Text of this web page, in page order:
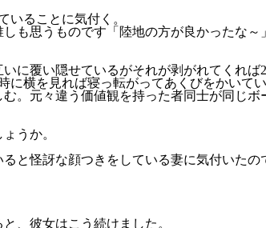
いることに気付く。
も思うものです「陸地の方が良かったな～
に覆い隠せているがそれが剥がれてくれ
横を見れば寝っ転がってあくびをかいて
元々違う価値観を持った者同士が同じ
うか。
と怪訝な顔つきをしている妻に気付いたの
、彼女はこう続けました。